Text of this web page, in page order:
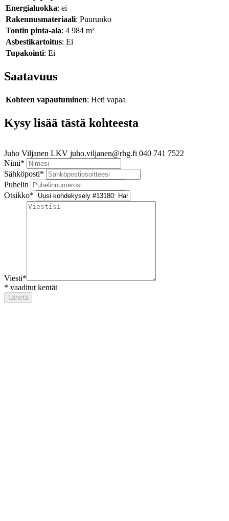
Energialuokka: ei
Rakennusmateriaali: Puurunko
Tontin pinta-ala: 4 984 m²
Asbestikartoitus: Ei
Tupakointi: Ei
Saatavuus
Kohteen vapautuminen: Heti vapaa
Kysy lisää tästä kohteesta
Juho Viljanen LKV juho.viljanen@rhg.fi 040 741 7522
Nimi*
Sähköposti*
Puhelin
Otsikko*
Viesti*
* vaaditut kentät